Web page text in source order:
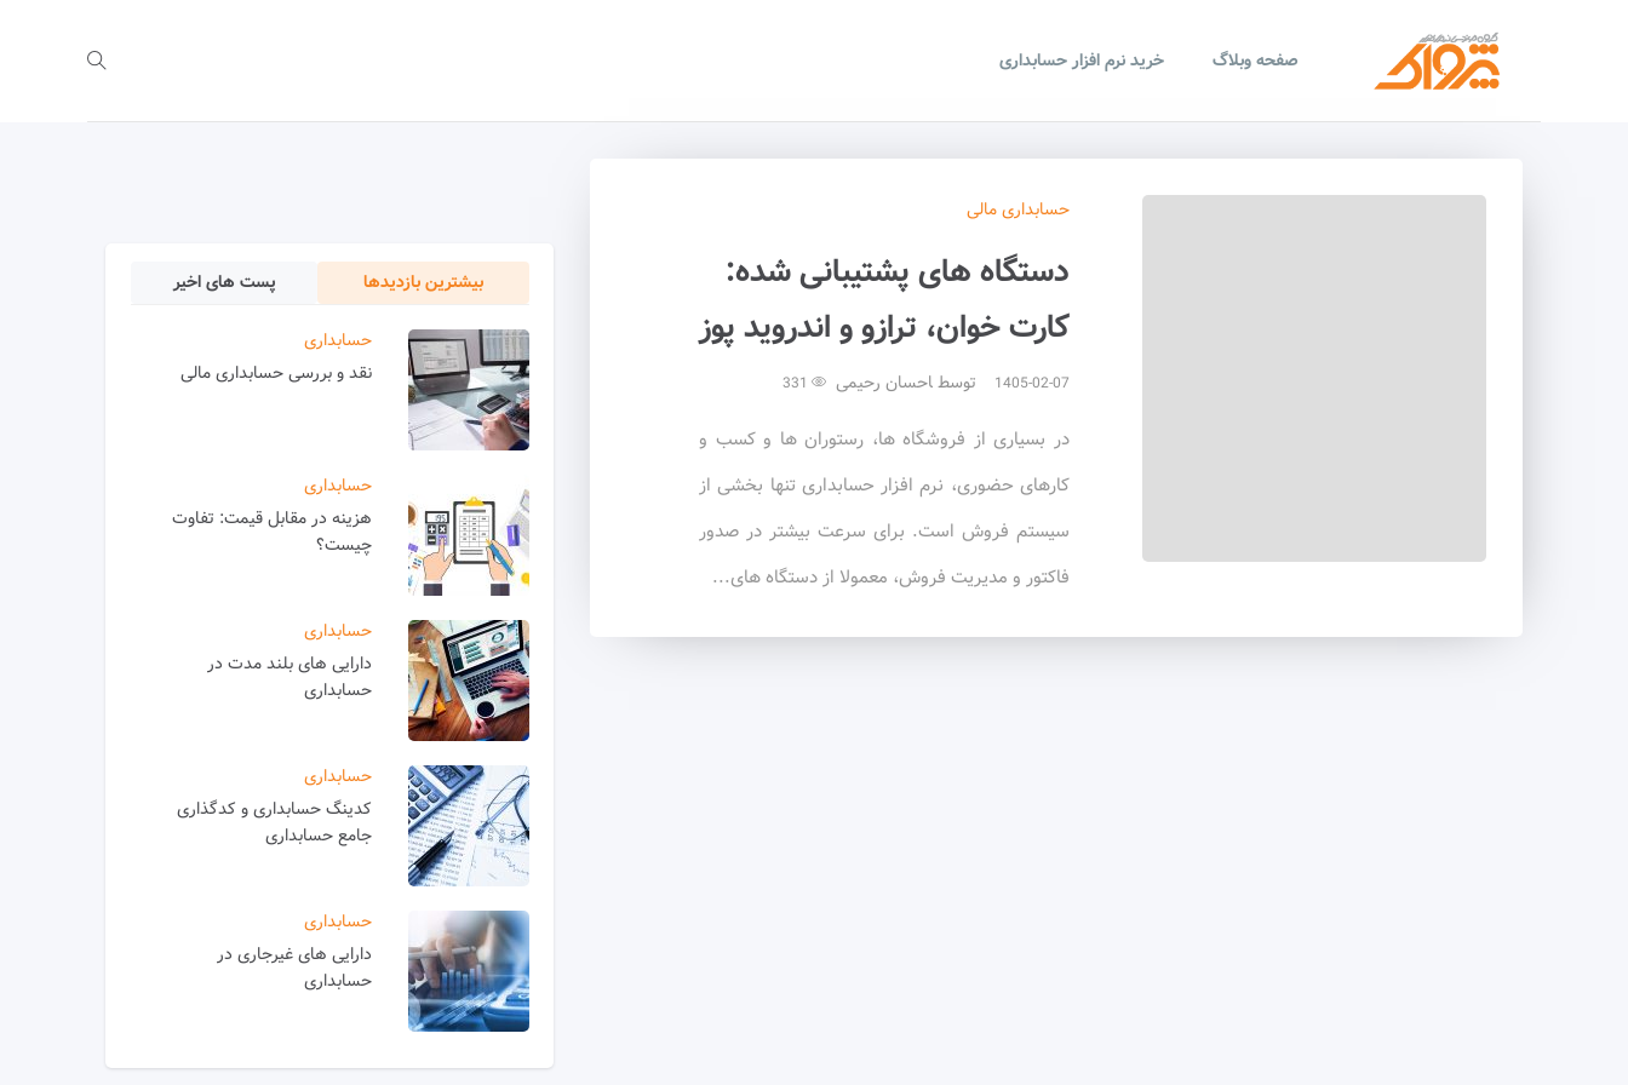
صفحه وبلاگ خرید نرم افزار حسابداری
حسابداریمالی
دستگاه های پشتیبانی شده:
کارت خوان، ترازو و اندروید پوز
1405-02-07 توسط احسان رحیمی
در بسیاری از فروشگاه ها، رستوران ها و کسب و
کارهای حضوری، نرم افزار حسابداری تنها بخشی از
سیستم فروش است. برای سرعت بیشتر در صدور
فاکتور و مدیریت فروش، معمولا از دستگاه های...
بیشترین بازدیدها پست های اخیر
حسابداری
نقد و بررسی حسابداری مالی
حسابداری
هزینه در مقابل قیمت: تفاوت
چیست؟
حسابداری
دارایی های بلند مدت در
حسابداری
حسابداری
کدینگ حسابداری و کدگذاری
جامع حسابداری
حسابداری
دارایی های غیرجاری در
حسابداری